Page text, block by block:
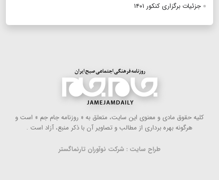
جزئیات برگزاری کنکور ۱۴۰۱
كلیه حقوق مادی و معنوی این سایت، متعلق به « روزنامه جام جم » است و
هرگونه بهره ‌برداری از مطالب و تصاویر آن با ذكر منبع، آزاد است .
طراح سایت : شرکت نوآوران تارنماگستر